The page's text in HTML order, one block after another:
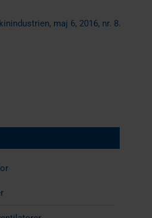
maj 6, 2016, nr. 8.